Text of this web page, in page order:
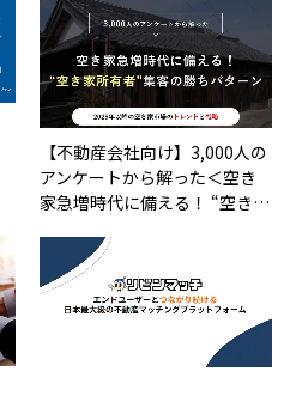
【不動産会社向け】3,000人の
アンケートから解った＜空き
家急増時代に備える！ “空き…